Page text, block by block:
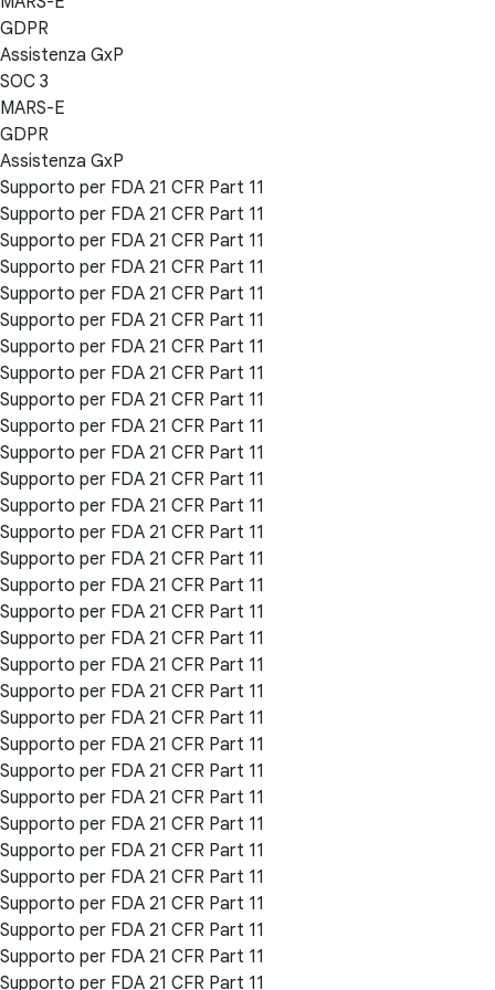
GDPR
Assistenza GxP
SOC 3
MARS-E
GDPR
Assistenza GxP
Supporto per FDA 21 CFR Part 11
Supporto per FDA 21 CFR Part 11
Supporto per FDA 21 CFR Part 11
Supporto per FDA 21 CFR Part 11
Supporto per FDA 21 CFR Part 11
Supporto per FDA 21 CFR Part 11
Supporto per FDA 21 CFR Part 11
Supporto per FDA 21 CFR Part 11
Supporto per FDA 21 CFR Part 11
Supporto per FDA 21 CFR Part 11
Supporto per FDA 21 CFR Part 11
Supporto per FDA 21 CFR Part 11
Supporto per FDA 21 CFR Part 11
Supporto per FDA 21 CFR Part 11
Supporto per FDA 21 CFR Part 11
Supporto per FDA 21 CFR Part 11
Supporto per FDA 21 CFR Part 11
Supporto per FDA 21 CFR Part 11
Supporto per FDA 21 CFR Part 11
Supporto per FDA 21 CFR Part 11
Supporto per FDA 21 CFR Part 11
Supporto per FDA 21 CFR Part 11
Supporto per FDA 21 CFR Part 11
Supporto per FDA 21 CFR Part 11
Supporto per FDA 21 CFR Part 11
Supporto per FDA 21 CFR Part 11
Supporto per FDA 21 CFR Part 11
Supporto per FDA 21 CFR Part 11
Supporto per FDA 21 CFR Part 11
Supporto per FDA 21 CFR Part 11
Supporto per FDA 21 CFR Part 11